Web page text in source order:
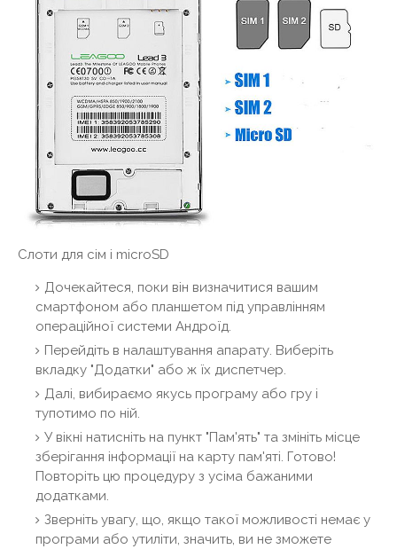
Слоти для сім і microSD
Дочекайтеся, поки він визначитися вашим
смартфоном або планшетом під управлінням
операційної системи Андроїд.
Перейдіть в налаштування апарату. Виберіть
вкладку "Додатки" або ж їх диспетчер.
Далі, вибираємо якусь програму або гру і
тупотимо по ній.
У вікні натисніть на пункт "Пам'ять" та змініть місце
зберігання інформації на карту пам'яті. Готово!
Повторіть цю процедуру з усіма бажаними
додатками.
Зверніть увагу, що, якщо такої можливості немає у
програми або утиліти, значить, ви не зможете